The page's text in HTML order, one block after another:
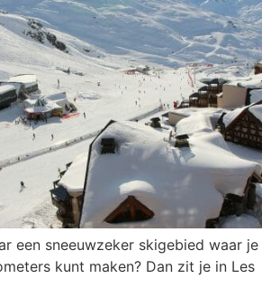
een sneeuwzeker skigebied waar je
kunt maken? Dan zit je in Les